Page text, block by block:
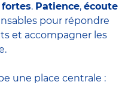
. Patience, écoute
pour répondre
et accompagner les
une place centrale :